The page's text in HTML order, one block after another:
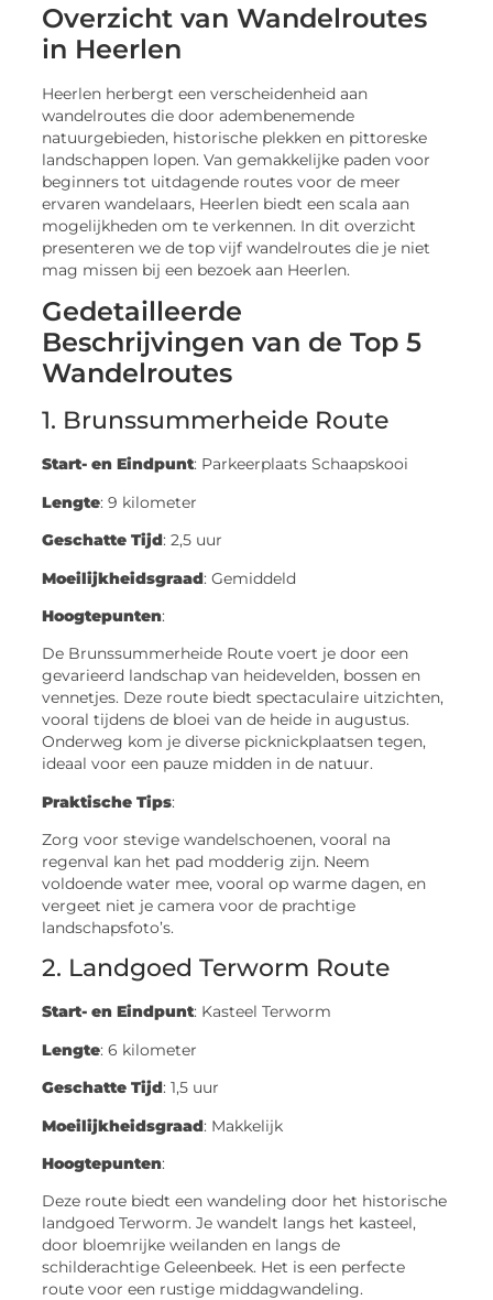
Overzicht van Wandelroutes
in Heerlen
Heerlen herbergt een verscheidenheid aan
wandelroutes die door adembenemende
natuurgebieden, historische plekken en pittoreske
landschappen lopen. Van gemakkelijke paden voor
beginners tot uitdagende routes voor de meer
ervaren wandelaars, Heerlen biedt een scala aan
mogelijkheden om te verkennen. In dit overzicht
presenteren we de top vijf wandelroutes die je niet
mag missen bij een bezoek aan Heerlen.
Gedetailleerde
Beschrijvingen van de Top 5
Wandelroutes
1. Brunssummerheide Route
Start- en Eindpunt: Parkeerplaats Schaapskooi
Lengte: 9 kilometer
Geschatte Tijd: 2,5 uur
Moeilijkheidsgraad: Gemiddeld
Hoogtepunten:
De Brunssummerheide Route voert je door een
gevarieerd landschap van heidevelden, bossen en
vennetjes. Deze route biedt spectaculaire uitzichten,
vooral tijdens de bloei van de heide in augustus.
Onderweg kom je diverse picknickplaatsen tegen,
ideaal voor een pauze midden in de natuur.
Praktische Tips:
Zorg voor stevige wandelschoenen, vooral na
regenval kan het pad modderig zijn. Neem
voldoende water mee, vooral op warme dagen, en
vergeet niet je camera voor de prachtige
landschapsfoto’s.
2. Landgoed Terworm Route
Start- en Eindpunt: Kasteel Terworm
Lengte: 6 kilometer
Geschatte Tijd: 1,5 uur
Moeilijkheidsgraad: Makkelijk
Hoogtepunten:
Deze route biedt een wandeling door het historische
landgoed Terworm. Je wandelt langs het kasteel,
door bloemrijke weilanden en langs de
schilderachtige Geleenbeek. Het is een perfecte
route voor een rustige middagwandeling.